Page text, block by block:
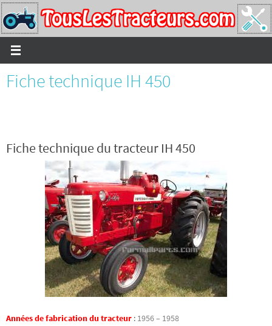
Passer
vers
le
contenu
Fiche technique IH 450
Fiche technique du tracteur IH 450
Années de fabrication du tracteur : 1956 – 1958